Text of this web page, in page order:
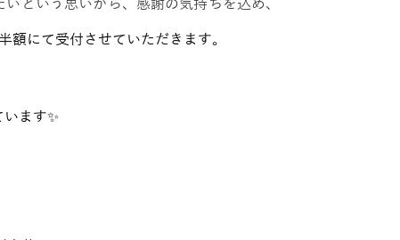
にて受付させていただきます。
ます✨